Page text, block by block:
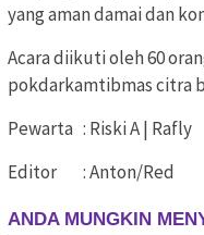
yang aman damai dan
Acara diikuti oleh 60
pokdarkamtibmas citra
Pewarta : Riski A | Rafly
Editor : Anton/Red